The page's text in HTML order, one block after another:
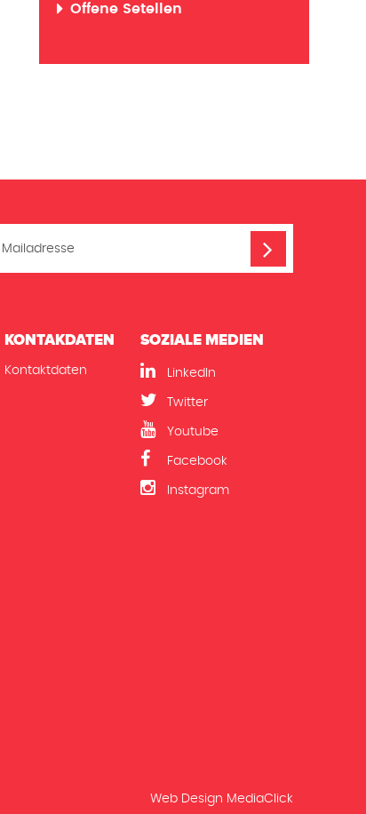
Offene Setellen
KONTAKDATEN
Kontaktdaten
SOZIALE MEDIEN
LinkedIn
Twitter
Youtube
Facebook
Instagram
Web Design MediaClick